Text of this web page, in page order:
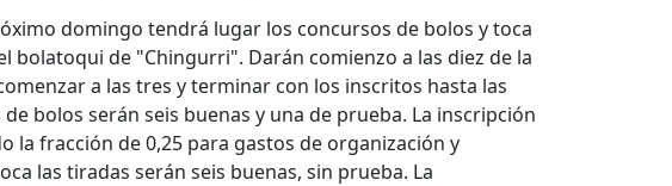
domingo tendrá lugar los concursos de bolos y toca
bolatoqui de "Chingurri". Darán comienzo a las diez de la
a las tres y terminar con los inscritos hasta las
bolos serán seis buenas y una de prueba. La inscripción
la fracción de 0,25 para gastos de organización y
las tiradas serán seis buenas, sin prueba. La